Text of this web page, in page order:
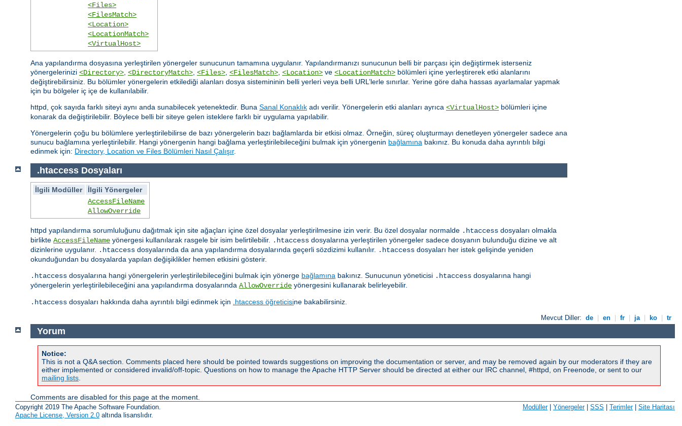
<Files>
<FilesMatch>
<Location>
<LocationMatch>
<VirtualHost>
Ana yapılandırma dosyasına yerleştirilen yönergeler sunucunun tamamına uygulanır. Yapılandırmanızı sunucunun belli bir parçası için değiştirmek isterseniz
yönergelerinizi <Directory> <DirectoryMatch> <Files> <FilesMatch> <Location> ve <LocationMatch> bölümleri içine yerleştirerek etki alanlarını
değiştirebilirsiniz. Bu bölümler yönergelerin etkilediği alanları dosya sistemininin belli yerleri veya belli URL’lerle sınırlar. Yerine göre daha hassas ayarlamalar yapmak
için bu bölgeler iç içe de kullanılabilir.
httpd, çok sayıda farklı siteyi aynı anda sunabilecek yetenektedir. Buna Sanal Konaklık adı verilir. Yönergelerin etki alanları ayrıca <VirtualHost> bölümleri içine
konarak da değiştirilebilir. Böylece belli bir siteye gelen isteklere farklı bir uygulama yapılabilir.
Yönergelerin çoğu bu bölümlere yerleştirilebilirse de bazı yönergelerin bazı bağlamlarda bir etkisi olmaz. Örneğin, süreç oluşturmayı denetleyen yönergeler sadece ana
sunucu bağlamına yerleştirilebilir. Hangi yönergenin hangi bağlama yerleştirilebileceğini bulmak için yönergenin bağlamına bakınız. Bu konuda daha ayrıntılı bilgi
edinmek için: Directory, Location ve Files Bölümleri Nasıl Çalışır.
.htaccess Dosyaları
İlgili Modüller
İlgili Yönergeler
AccessFileName
AllowOverride
httpd yapılandırma sorumluluğunu dağıtmak için site ağaçları içine özel dosyalar yerleştirilmesine izin verir. Bu özel dosyalar normalde .htaccess dosyaları olmakla
birlikte AccessFileName yönergesi kullanılarak rasgele bir isim belirtilebilir. .htaccess dosyalarına yerleştirilen yönergeler sadece dosyanın bulunduğu dizine ve alt
dizinlerine uygulanır. .htaccess dosyalarında da ana yapılandırma dosyalarında geçerli sözdizimi kullanılır. .htaccess dosyaları her istek gelişinde yeniden
okunduğundan bu dosyalarda yapılan değişiklikler hemen etkisini gösterir.
.htaccess dosyalarına hangi yönergelerin yerleştirilebileceğini bulmak için yönerge bağlamına bakınız. Sunucunun yöneticisi .htaccess dosyalarına hangi
yönergelerin yerleştirilebileceğini ana yapılandırma dosyalarında AllowOverride yönergesini kullanarak belirleyebilir.
.htaccess dosyaları hakkında daha ayrıntılı bilgi edinmek için .htaccess öğreticisine bakabilirsiniz.
Mevcut Diller: de en fr ja ko tr
Yorum
Notice:
This is not a Q&A section. Comments placed here should be pointed towards suggestions on improving the documentation or server, and may be removed again by our moderators if they are
either implemented or considered invalid/off-topic. Questions on how to manage the Apache HTTP Server should be directed at either our IRC channel, #httpd, on Freenode, or sent to our
mailing lists.
Comments are disabled for this page at the moment.
Copyright 2019 The Apache Software Foundation.
Apache License, Version 2.0 altında lisanslıdır.
Modüller| Yönergeler| SSS Terimler| Site Haritası